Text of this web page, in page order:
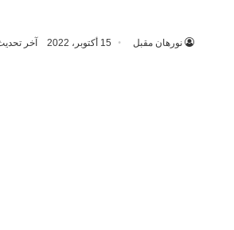
نورهان مقبل 15 أكتوبر، 2022 آخر تحديث: 15 أكتوبر،